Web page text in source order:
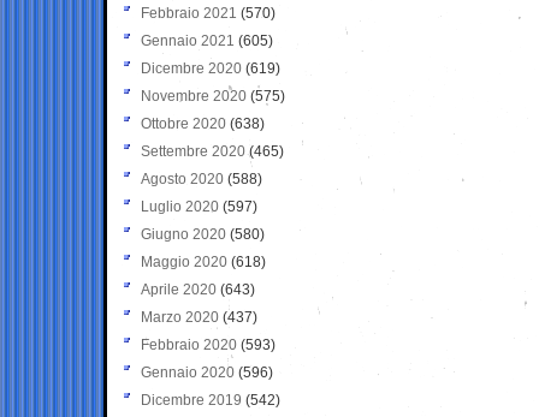
Febbraio 2021 (570)
Gennaio 2021 (605)
Dicembre 2020 (619)
Novembre 2020 (575)
Ottobre 2020 (638)
Settembre 2020(465)
Agosto 2020 (588)
Luglio 2020 (597)
Giugno 2020 (580)
Maggio 2020 (618)
Aprile 2020 (643)
Marzo 2020 (437)
Febbraio 2020 (593)
Gennaio 2020 (596)
Dicembre 2019 (542)